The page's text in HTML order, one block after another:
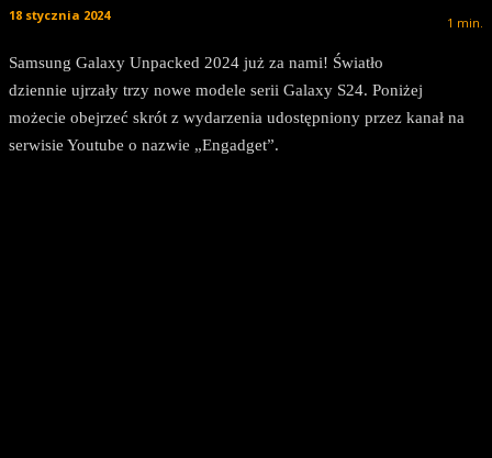
1 min.
18 stycznia 2024
Samsung Galaxy Unpacked 2024 już za nami! Światło
dziennie ujrzały trzy nowe modele serii Galaxy S24. Poniżej
możecie obejrzeć skrót z wydarzenia udostępniony przez kanał na
serwisie Youtube o nazwie „Engadget”.